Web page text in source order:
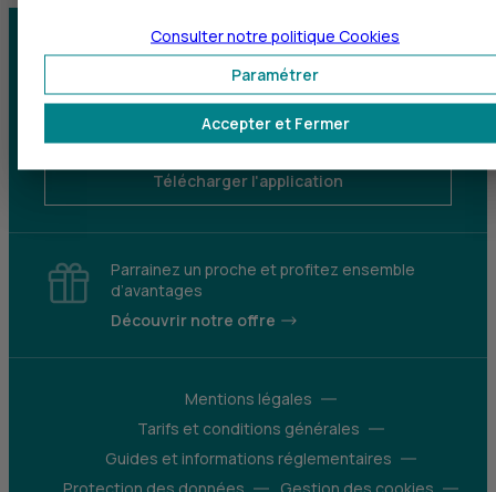
Centre d'aide Trouver une agence
Sourds et
Télécharger l'application
Parrainez un proche et profitez ensemble
d’avantages
Découvrir notre offre
Mentions légales
Tarifs et conditions générales
Guides et informations réglementaires
Accepter et Fermer
Paramétrer
Consulter notre politique Cookies